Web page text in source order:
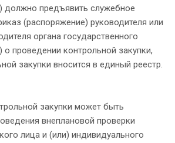
должно предъявить служебное
(распоряжение) руководителя или
органа государственного
о проведении контрольной закупки,
закупки вносится в единый реестр.
закупки может быть
внеплановой проверки
лица и (или) индивидуального